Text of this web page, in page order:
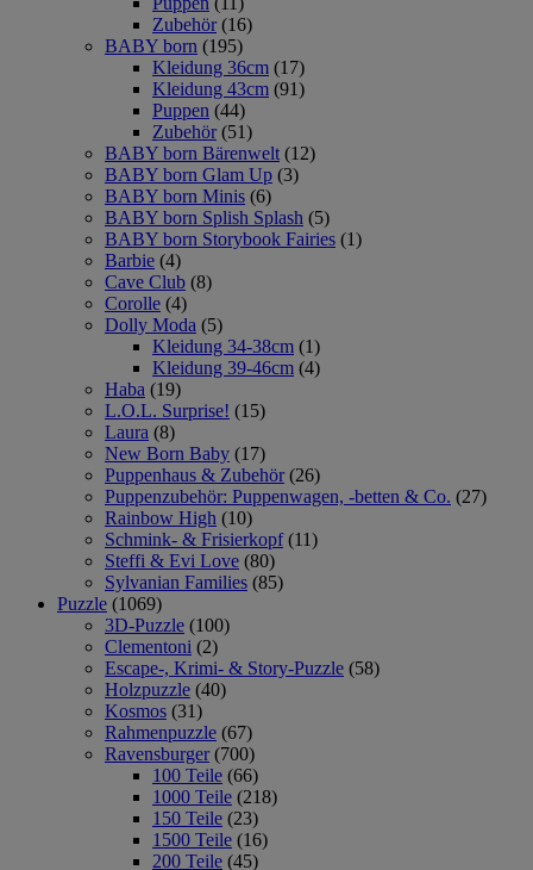
Zubehör (16)
BABY born (195)
Kleidung 36cm (17)
Kleidung 43cm (91)
Puppen (44)
Zubehör (51)
BABY born Bärenwelt (12)
BABY born Glam Up (3)
BABY born Minis (6)
BABY born Splish Splash (5)
BABY born Storybook Fairies (1)
Barbie (4)
Cave Club (8)
Corolle (4)
Dolly Moda (5)
Kleidung 34-38cm (1)
Kleidung 39-46cm (4)
Haba (19)
L.O.L. Surprise! (15)
Laura (8)
New Born Baby (17)
Puppenhaus & Zubehör (26)
Puppenzubehör: Puppenwagen, -betten & Co. (27)
Rainbow High (10)
Schmink- & Frisierkopf (11)
Steffi & Evi Love (80)
Sylvanian Families (85)
Puzzle (1069)
3D-Puzzle (100)
Clementoni (2)
Escape-, Krimi- & Story-Puzzle (58)
Holzpuzzle (40)
Kosmos (31)
Rahmenpuzzle (67)
Ravensburger (700)
100 Teile (66)
1000 Teile (218)
150 Teile (23)
1500 Teile (16)
200 Teile (45)